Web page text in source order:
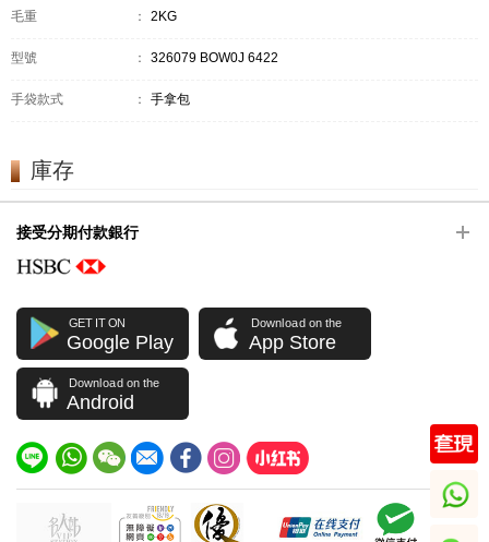
毛重 ： 2KG
型號 ： 326079 BOW0J 6422
手袋款式 ： 手拿包
庫存
接受分期付款銀行
GET IT ON
Google Play
Download on the
App Store
Download on the
Android